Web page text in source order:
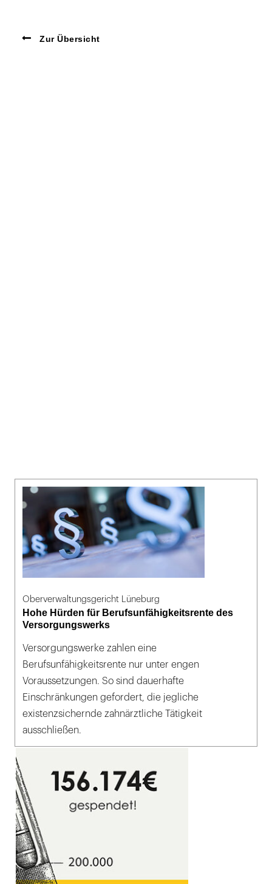
Zur Übersicht
Oberverwaltungsgericht Lüneburg
Hohe Hürden für Berufsunfähigkeitsrente des
Versorgungswerks
Versorgungswerke zahlen eine
Berufsunfähigkeitsrente nur unter engen
Voraussetzungen. So sind dauerhafte
Einschränkungen gefordert, die jegliche
existenzsichernde zahnärztliche Tätigkeit
ausschließen.